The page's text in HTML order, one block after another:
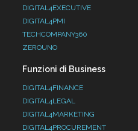
DIGITAL4EXECUTIVE
DIGITAL4PMI
TECHCOMPANY360
ZEROUNO
Funzioni di Business
DIGITAL4FINANCE
DIGITAL4LEGAL
DIGITAL4MARKETING
DIGITAL4PROCUREMENT